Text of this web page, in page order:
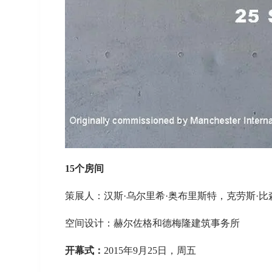
15个房间
策展人：汉斯·乌尔里希·奥布里斯特，克劳斯·比
空间设计：赫尔佐格和德梅隆建筑事务所
开幕式： 2015年9月25日，周五